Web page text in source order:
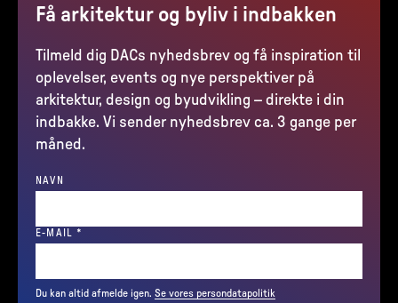
Få arkitektur og byliv i indbakken
Tilmeld dig DACs nyhedsbrev og få inspiration til
oplevelser, events og nye perspektiver på
arkitektur, design og byudvikling – direkte i din
indbakke. Vi sender nyhedsbrev ca. 3 gange per
måned.
NAVN
E-MAIL *
Du kan altid afmelde igen. Se vores persondatapolitik